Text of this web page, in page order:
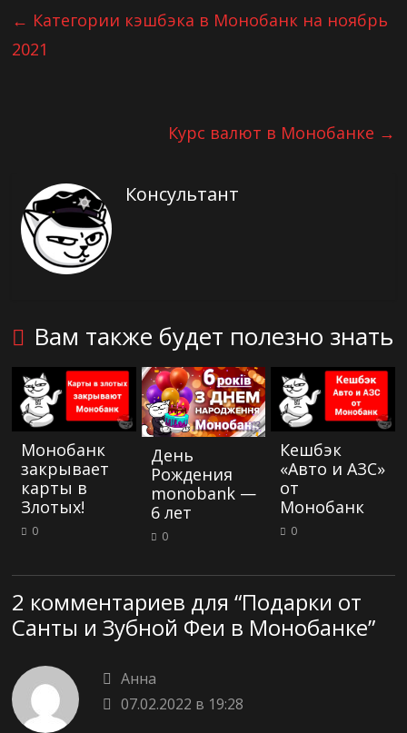
← Категории кэшбэка в Монобанк на ноябрь
2021
Курс валют в Монобанке →
Консультант
Вам также будет полезно знать
Монобанк
закрывает
карты в
Злотых!
0
День
Рождения
monobank —
6 лет
0
Кешбэк
«Авто и АЗС»
от
Монобанк
0
2 комментариев для “Подарки от
Санты и Зубной Феи в Монобанке”
Анна
07.02.2022 в 19:28